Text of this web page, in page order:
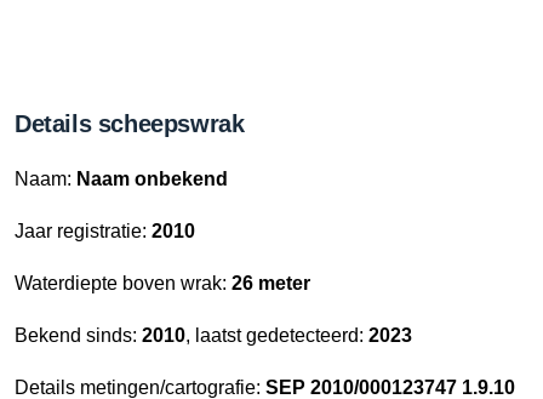
Details scheepswrak
Naam: Naam onbekend
Jaar registratie: 2010
Waterdiepte boven wrak: 26 meter
Bekend sinds: 2010, laatst gedetecteerd: 2023
Details metingen/cartografie: SEP 2010/000123747 1.9.10